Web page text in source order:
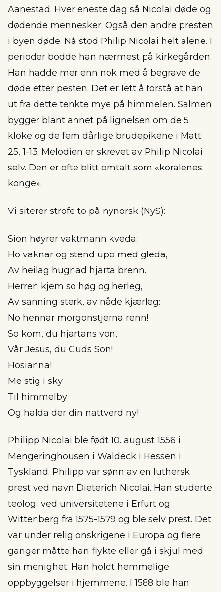
Aanestad. Hver eneste dag så Nicolai døde og
dødende mennesker. Også den andre presten
i byen døde. Nå stod Philip Nicolai helt alene. I
perioder bodde han nærmest på kirkegården.
Han hadde mer enn nok med å begrave de
døde etter pesten. Det er lett å forstå at han
ut fra dette tenkte mye på himmelen. Salmen
bygger blant annet på lignelsen om de 5
kloke og de fem dårlige brudepikene i Matt
25, 1-13. Melodien er skrevet av Philip Nicolai
selv. Den er ofte blitt omtalt som «koralenes
konge».
Vi siterer strofe to på nynorsk (NyS):
Sion høyrer vaktmann kveda;
Ho vaknar og stend upp med gleda,
Av heilag hugnad hjarta brenn.
Herren kjem so høg og herleg,
Av sanning sterk, av nåde kjærleg:
No hennar morgonstjerna renn!
So kom, du hjartans von,
Vår Jesus, du Guds Son!
Hosianna!
Me stig i sky
Til himmelby
Og halda der din nattverd ny!
Philipp Nicolai ble født 10. august 1556 i
Mengeringhousen i Waldeck i Hessen i
Tyskland. Philipp var sønn av en luthersk
prest ved navn Dieterich Nicolai. Han studerte
teologi ved universitetene i Erfurt og
Wittenberg fra 1575-1579 og ble selv prest. Det
var under religionskrigene i Europa og flere
ganger måtte han flykte eller gå i skjul med
sin menighet. Han holdt hemmelige
oppbyggelser i hjemmene. I 1588 ble han